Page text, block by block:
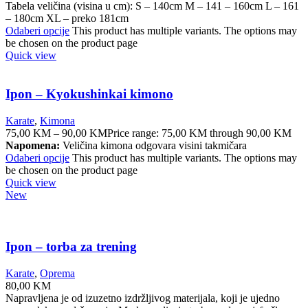
Tabela veličina (visina u cm): S – 140cm M – 141 – 160cm L – 161
– 180cm XL – preko 181cm
Odaberi opcije This product has multiple variants. The options may
be chosen on the product page
Quick view
Ipon – Kyokushinkai kimono
Karate, Kimona
75,00 KM – 90,00 KMPrice range: 75,00 KM through 90,00 KM
Napomena: Veličina kimona odgovara visini takmičara
Odaberi opcije This product has multiple variants. The options may
be chosen on the product page
Quick view
New
Ipon – torba za trening
Karate, Oprema
80,00 KM
Napravljena je od izuzetno izdržljivog materijala, koji je ujedno